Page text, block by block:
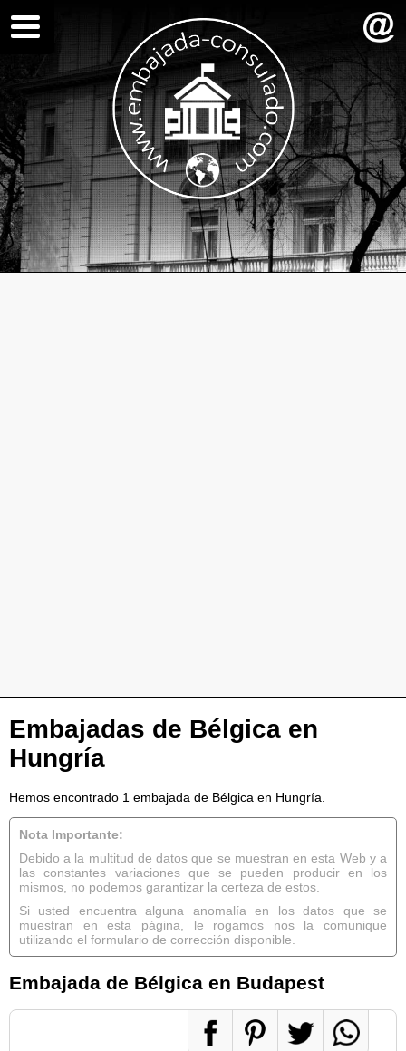
Embajadas de Bélgica en
Hungría
Hemos encontrado 1 embajada de Bélgica en Hungría.
Nota Importante:
Debido a la multitud de datos que se muestran en esta Web y a
las constantes variaciones que se pueden producir en los
mismos, no podemos garantizar la certeza de estos.
Si usted encuentra alguna anomalía en los datos que se
muestran en esta página, le rogamos nos la comunique
utilizando el formulario de corrección disponible.
Embajada de Bélgica en Budapest